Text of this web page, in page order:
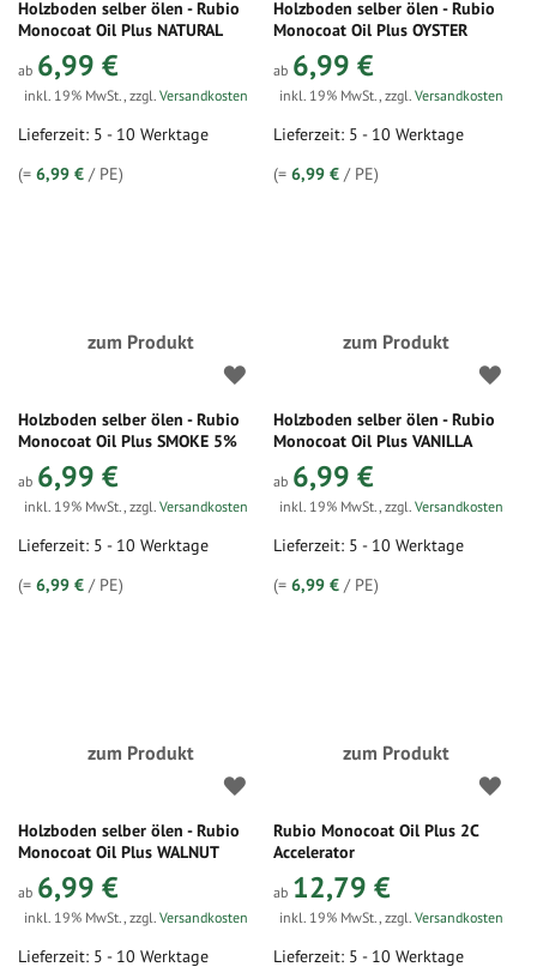
Holzboden selber ölen - Rubio
Monocoat Oil Plus NATURAL
ab 6,99 €
inkl. 19% MwSt., zzgl. Versandkosten
Lieferzeit: 5 - 10 Werktage
(= 6,99 € / PE)
Holzboden selber ölen - Rubio
Monocoat Oil Plus OYSTER
ab 6,99 €
inkl. 19% MwSt.,zzgl.Versandkosten
Lieferzeit: 5 - 10 Werktage
(=6,99 € / PE)
zum Produkt
Holzboden selber ölen - Rubio
Monocoat Oil Plus SMOKE 5%
ab 6,99 €
inkl. 19% MwSt., zzgl. Versandkosten
Lieferzeit: 5 - 10 Werktage
(= 6,99 € / PE)
zum Produkt
Holzboden selber ölen - Rubio
Monocoat Oil Plus VANILLA
ab 6,99 €
inkl. 19% MwSt.,zzgl.Versandkosten
Lieferzeit: 5 - 10 Werktage
(=6,99 € / PE)
zum Produkt
Holzboden selber ölen - Rubio
Monocoat Oil Plus WALNUT
ab 6,99 €
inkl. 19% MwSt., zzgl. Versandkosten
Lieferzeit: 5 - 10 Werktage
zum Produkt
Rubio Monocoat Oil Plus 2C
Accelerator
ab 12,79 €
inkl. 19% MwSt.,zzgl.Versandkosten
Lieferzeit: 5 - 10 Werktage